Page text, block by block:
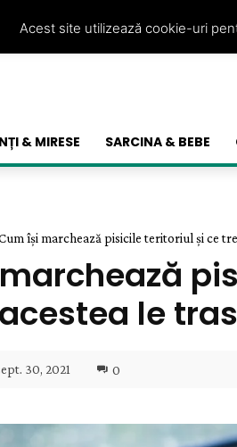
& MIRESE SARCINA & BEBE
își marchează pisicile teritoriul și ce
le
30, 2021 0
Acest site utilizează cookie-uri